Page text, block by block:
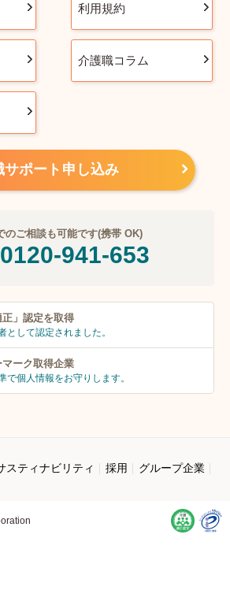
利用規約
介護職コラム
サポート申し込み
のご相談も可能です(携帯 OK)
0120-941-653
」 認定を取得
として認定されました。
ーク取得企業
で個人情報をお守りします。
スティナビリティ 採用
グループ企業